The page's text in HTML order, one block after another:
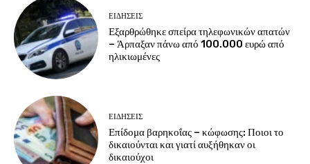
ΕΙΔΗΣΕΙΣ
Εξαρθρώθηκε σπείρα τηλεφωνικών απατών
– Άρπαξαν πάνω από 100.000 ευρώ από
ηλικιωμένες
ΕΙΔΗΣΕΙΣ
Επίδομα βαρηκοΐας – κώφωσης: Ποιοι το
δικαιούνται και γιατί αυξήθηκαν οι
δικαιούχοι